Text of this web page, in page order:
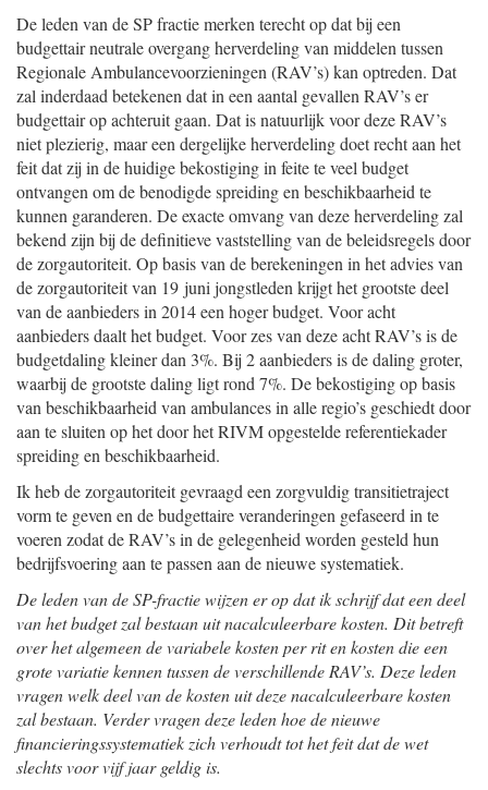
De leden van de SP fractie merken terecht op dat bij een
budgettair neutrale overgang herverdeling van middelen tussen
Regionale Ambulancevoorzieningen (RAV’s) kan optreden. Dat
zal inderdaad betekenen dat in een aantal gevallen RAV’s er
budgettair op achteruit gaan. Dat is natuurlijk voor deze RAV’s
niet plezierig, maar een dergelijke herverdeling doet recht aan het
feit dat zij in de huidige bekostiging in feite te veel budget
ontvangen om de benodigde spreiding en beschikbaarheid te
kunnen garanderen. De exacte omvang van deze herverdeling zal
bekend zijn bij de definitieve vaststelling van de beleidsregels door
de zorgautoriteit. Op basis van de berekeningen in het advies van
de zorgautoriteit van 19 juni jongstleden krijgt het grootste deel
van de aanbieders in 2014 een hoger budget. Voor acht
aanbieders daalt het budget. Voor zes van deze acht RAV’s is de
budgetdaling kleiner dan 3%. Bij 2 aanbieders is de daling groter,
waarbij de grootste daling ligt rond 7%. De bekostiging op basis
van beschikbaarheid van ambulances in alle regio’s geschiedt door
aan te sluiten op het door het RIVM opgestelde referentiekader
spreiding en beschikbaarheid.
Ik heb de zorgautoriteit gevraagd een zorgvuldig transitietraject
vorm te geven en de budgettaire veranderingen gefaseerd in te
voeren zodat de RAV’s in de gelegenheid worden gesteld hun
bedrijfsvoering aan te passen aan de nieuwe systematiek.
De leden van de SP-fractie wijzen er op dat ik schrijf dat een deel
van het budget zal bestaan uit nacalculeerbare kosten. Dit betreft
over het algemeen de variabele kosten per rit en kosten die een
grote variatie kennen tussen de verschillende RAV’s. Deze leden
vragen welk deel van de kosten uit deze nacalculeerbare kosten
zal bestaan. Verder vragen deze leden hoe de nieuwe
financieringssystematiek zich verhoudt tot het feit dat de wet
slechts voor vijf jaar geldig is.